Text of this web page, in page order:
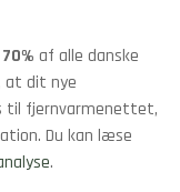
70% af alle danske
at dit nye
til fjernvarmenettet,
Du kan læse
.